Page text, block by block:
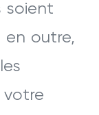
soient
en outre,
votre